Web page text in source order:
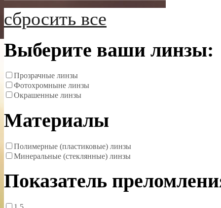
сбросить все
Выберите ваши линзы:
Прозрачные линзы
Фотохромныне линзы
Окрашенные линзы
Материалы
Полимерные (пластиковые) линзы
Минеральные (стеклянные) линзы
Показатель